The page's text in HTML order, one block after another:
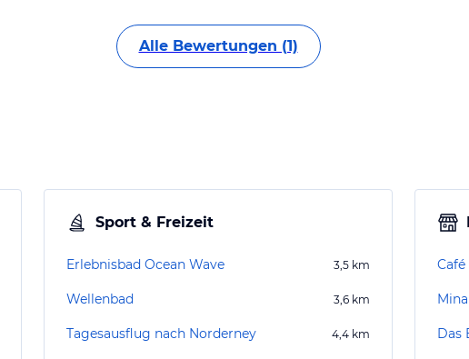
Alle Bewertungen (1)
Sport & Freizeit
Erlebnisbad Ocean Wave 3,5 km
Wellenbad 3,6 km
Tagesausflug nach Norderney 4,4 km Das